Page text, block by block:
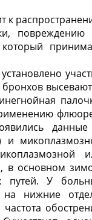
к
повреждению
и
в основном
путей. У
на нижние